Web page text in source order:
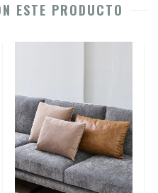
ESTE PRODUCTO